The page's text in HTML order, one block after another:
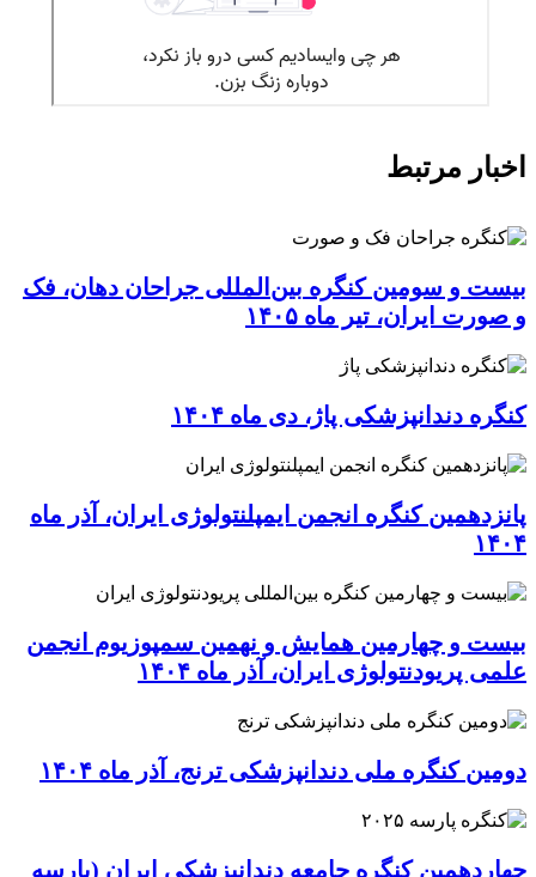
اخبار مرتبط
بیست و سومین کنگره بین‌المللی جراحان دهان، فک
و صورت ایران، تیر ماه ۱۴۰۵
کنگره دندانپزشکی پاژ، دی ماه ۱۴۰۴
پانزدهمین کنگره انجمن ایمپلنتولوژی ایران، آذر ماه
۱۴۰۴
بیست و چهارمین همایش و نهمین سمپوزیوم انجمن
علمی پریودنتولوژی ایران، آذر ماه ۱۴۰۴
دومین کنگره ملی دندانپزشکی ترنج، آذر ماه ۱۴۰۴
چهاردهمین کنگره جامعه دندانپزشکی ایران (پارسه